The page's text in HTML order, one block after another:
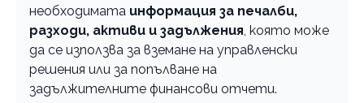
необходимата информация за печалби,
разходи, активи и задължения, която може
да се използва за вземане на управленски
решения или за попълване на
задължителните финансови отчети.